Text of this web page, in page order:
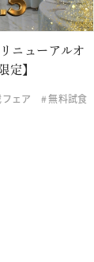
ニューアルオ
定】
ェア 無料試食